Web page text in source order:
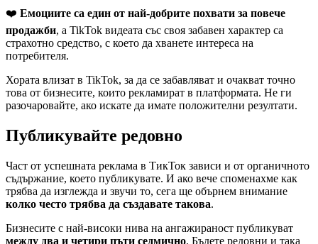
❤️ Емоциите са един от най-добрите похвати за повече
продажби, а TikTok видеата със своя забавен характер са
страхотно средство, с което да хванете интереса на
потребителя.
Хората влизат в TikTok, за да се забавляват и очакват точно
това от бизнесите, които рекламират в платформата. Не ги
разочаровайте, ако искате да имате положителни резултати.
Публикувайте редовно
Част от успешната реклама в ТикТок зависи и от органичното
съдържание, което публикувате. И ако вече споменахме как
трябва да изглежда и звучи то, сега ще обърнем внимание
колко често трябва да създавате такова.
Бизнесите с най-високи нива на ангажираност публикуват
между два и четири пъти седмично. Бъдете редовни и така